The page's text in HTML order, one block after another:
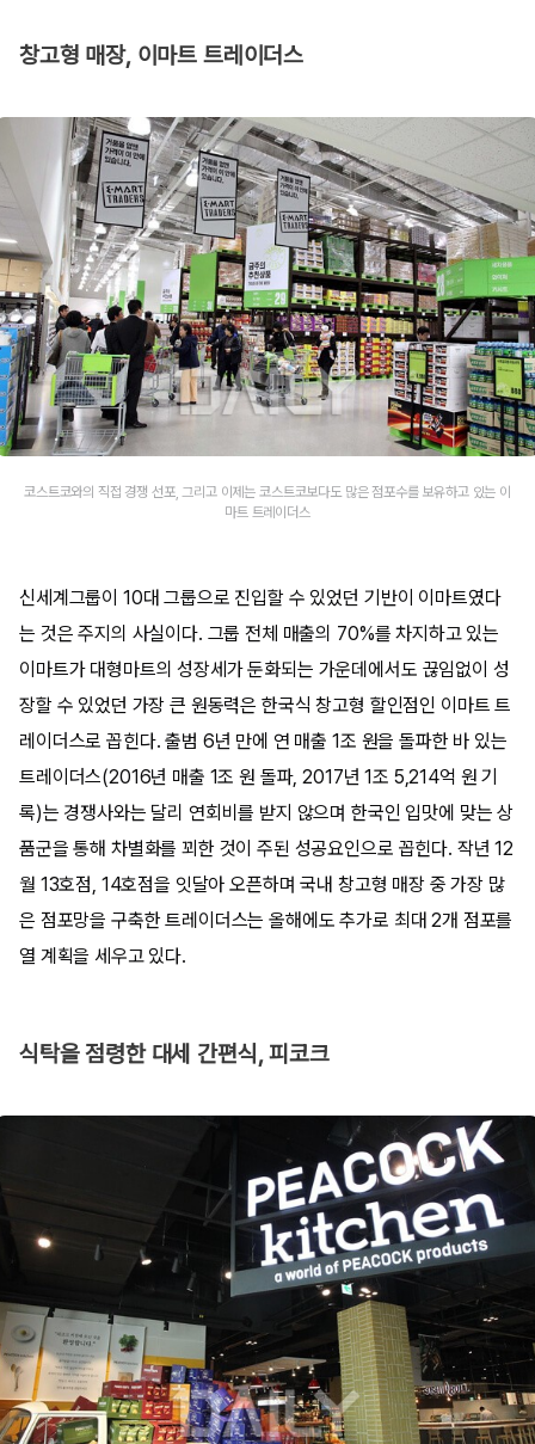
창고형 매장, 이마트 트레이더스
코스트코와의 직접 경쟁 선포, 그리고 이제는 코스트코보다도 많은 점포수를 보유하고 있는 이
마트 트레이더스
신세계그룹이 10대 그룹으로 진입할 수 있었던 기반이 이마트였다
는 것은 주지의 사실이다. 그룹 전체 매출의 70%를 차지하고 있는
이마트가 대형마트의 성장세가 둔화되는 가운데에서도 끊임없이 성
장할 수 있었던 가장 큰 원동력은 한국식 창고형 할인점인 이마트 트
레이더스로 꼽힌다. 출범 6년 만에 연 매출 1조 원을 돌파한 바 있는
트레이더스(2016년 매출 1조 원 돌파, 2017년 1조 5,214억 원 기
록)는 경쟁사와는 달리 연회비를 받지 않으며 한국인 입맛에 맞는 상
품군을 통해 차별화를 꾀한 것이 주된 성공요인으로 꼽힌다. 작년 12
월 13호점, 14호점을 잇달아 오픈하며 국내 창고형 매장 중 가장 많
은 점포망을 구축한 트레이더스는 올해에도 추가로 최대 2개 점포를
열 계획을 세우고 있다.
식탁을 점령한 대세 간편식, 피코크